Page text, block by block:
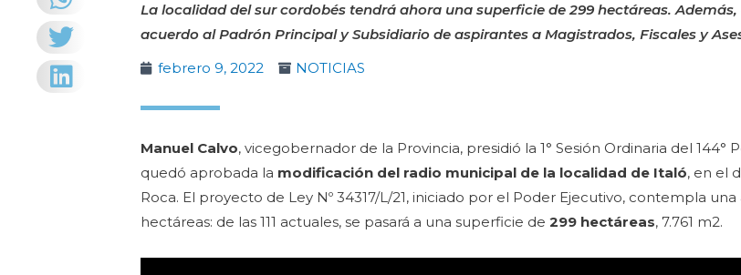
La localidad del sur cordobés tendrá ahora una superficie de 299 hectáreas. Además,
acuerdo al Padrón Principal y Subsidiario de aspirantes a Magistrados, Fiscales y
febrero 9, 2022
NOTICIAS
Manuel Calvo, vicegobernador de la Provincia, presidió la 1° Sesión Ordinaria del 144°
quedó aprobada la modificación del radio municipal de la localidad de Italó, en el
Roca. El proyecto de Ley Nº 34317/L/21, iniciado por el Poder Ejecutivo, contempla
hectáreas: de las 111 actuales, se pasará a una superficie de299 hectáreas, 7.761 m2.